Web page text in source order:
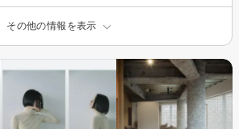
その他の情報を表示